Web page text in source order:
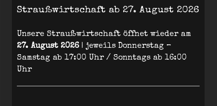
Straußwirtschaft ab 27. August 2026
Unsere Straußwirtschaft öffnet wieder am
27. August 2026| jeweils Donnerstag –
Samstag ab 17:00 Uhr / Sonntags ab 16:00
Uhr